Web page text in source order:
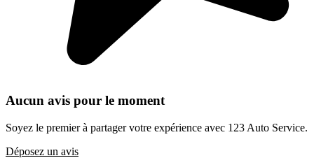
Aucun avis pour le moment
Soyez le premier à partager votre expérience avec 123 Auto Service.
Déposez un avis